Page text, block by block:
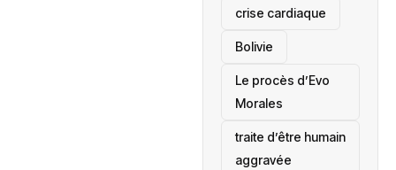
crise cardiaque
‎Bolivie
Le procès d’Evo
Morales
traite d’être humain
aggravée